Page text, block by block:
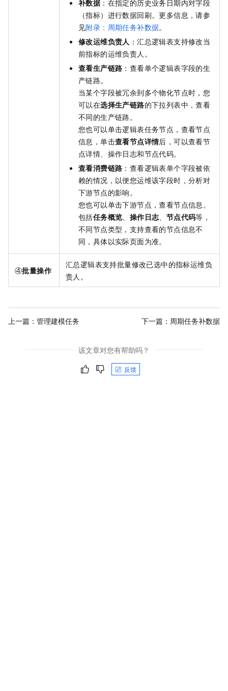
补数据：在指定的历史业务日期内对字段
（指标）进行数据回刷。更多信息，请参
见附录：周期任务补数据。
修改运维负责人 ：汇总逻辑表支持修改当
前指标的运维负责人。
查看生产链路 ：查看单个逻辑表字段的生
产链路。
当某个字段被冗余到多个物化节点时，您
可以在选择生产链路的下拉列表中，查看
不同的生产链路。
您也可以单击逻辑表任务节点，查看节点
信息，单击查看节点详情后，可以查看节
点详情、操作日志和节点代码。
查看消费链路 ：查看逻辑表单个字段被依
赖的情况，以便您运维该字段时，分析对
下游节点的影响。
您也可以单击下游节点，查看节点信息。
包括任务概览 操作日志 节点代码等，
不同节点类型，支持查看的节点信息不
同，具体以实际页面为准。
④批量操作
汇总逻辑表支持批量修改已选中的指标运维负
责人。
上一篇： 管理建模任务 下一篇： 周期任务补数据
该文章对您有帮助吗？
反馈